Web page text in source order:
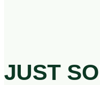
JUST